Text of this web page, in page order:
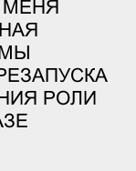
МЕНЯ
РОЛИ